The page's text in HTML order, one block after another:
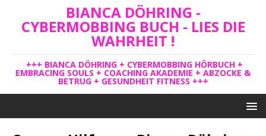
BIANCA DÖHRING -
CYBERMOBBING BUCH - LIES DIE
WAHRHEIT !
+++ BIANCA DÖHRING + CYBERMOBBING HÖRBUCH +
EMBRACING SOULS + COACHING AKADEMIE + ABZOCKE &
BETRUG + GESUNDHEIT FITNESS +++